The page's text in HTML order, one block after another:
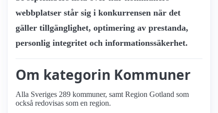
webbplatser står sig i konkurrensen när det
gäller tillgänglighet, optimering av prestanda,
personlig integritet och informationssäkerhet.
Om kategorin Kommuner
Alla Sveriges 289 kommuner, samt Region Gotland som
också redovisas som en region.